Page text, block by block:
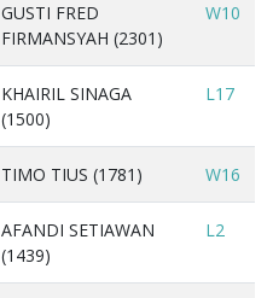
GUSTI FRED
FIRMANSYAH (2301)
W10
KHAIRIL SINAGA
(1500)
L17
TIMO TIUS (1781) W16
AFANDI SETIAWAN
(1439)
L2